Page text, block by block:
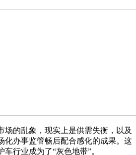
的乱象，现实上是供需失衡，以及
化办事监管畅后配合感化的成果。这
行业成为了“灰色地带”。